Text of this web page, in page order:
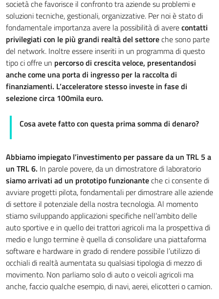
societàche favorisce il confronto tra aziendesu problemi e
soluzioni tecniche, gestionali, organizzative. Per noi è stato di
fondamentale importanza avere la possibilità di averecontatti
privilegiati con le più grandi realtà del settoreche sono parte
del network. Inoltre essere inseriti in un programma di questo
tipo ci offre un percorso di crescita veloce, presentandosi
anche come una porta di ingresso per la raccolta di
finanziamenti. L’acceleratore stesso investe in fase di
selezione circa 100mila euro.
Cosa avete fatto con questa prima somma di denaro?
Abbiamo impiegato l’investimento per passare da un TRL 5 a
un TRL 6. In parole povere, da un dimostratore di laboratorio
siamo arrivati ad un prototipo funzionanteche ci consente di
avviare progetti pilota, fondamentali per dimostrare alle aziende
di settore il potenziale della nostra tecnologia. Al momento
stiamo sviluppando applicazioni specifiche nell’ambito delle
auto sportive e in quello dei trattori agricoli ma la prospettiva di
medio e lungo termine è quella di consolidare una piattaforma
software e hardware in grado di rendere possibile l’utilizzo di
occhiali di realtà aumentata su qualsiasi tipologia di mezzo di
movimento. Non parliamo solo di auto o veicoli agricoli ma
anche, faccio qualche esempio, di navi, aerei, elicotteri o camion.